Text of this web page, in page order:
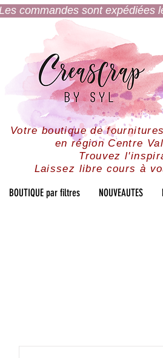
commandes sont expédiées
Votre boutique de
en région Centre
Trouvez
Laissez libre cours à
BOUTIQUE par filtres NOUVEAUTES